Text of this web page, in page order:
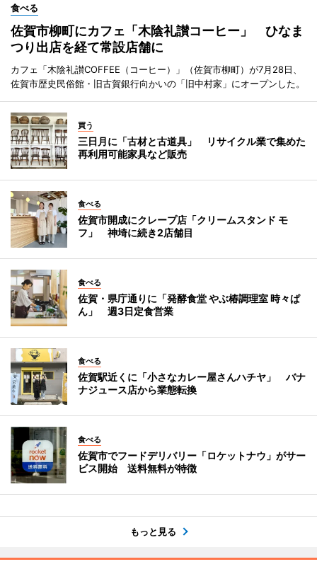
食べる
佐賀市柳町にカフェ「木陰礼讃コーヒー」 ひなま
つり出店を経て常設店舗に
カフェ「木陰礼讃COFFEE（コーヒー）」（佐賀市柳町）が7月28日、
佐賀市歴史民俗館・旧古賀銀行向かいの「旧中村家」にオープンした。
買う
三日月に「古材と古道具」 リサイクル業で集めた
再利用可能家具など販売
食べる
佐賀市開成にクレープ店「クリームスタンド モ
フ」 神埼に続き2店舗目
食べる
佐賀・県庁通りに「発酵食堂 やぶ椿調理室 時々ぱ
ん」 週3日定食営業
食べる
佐賀駅近くに「小さなカレー屋さんハチヤ」 バナ
ナジュース店から業態転換
食べる
佐賀市でフードデリバリー「ロケットナウ」がサー
ビス開始 送料無料が特徴
もっと見る